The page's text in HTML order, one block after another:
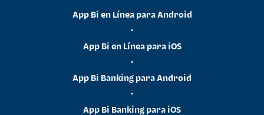
App Bi en Línea para Android
•
App Bi en Línea para iOS
•
App Bi Banking para Android
•
App Bi Banking para iOS